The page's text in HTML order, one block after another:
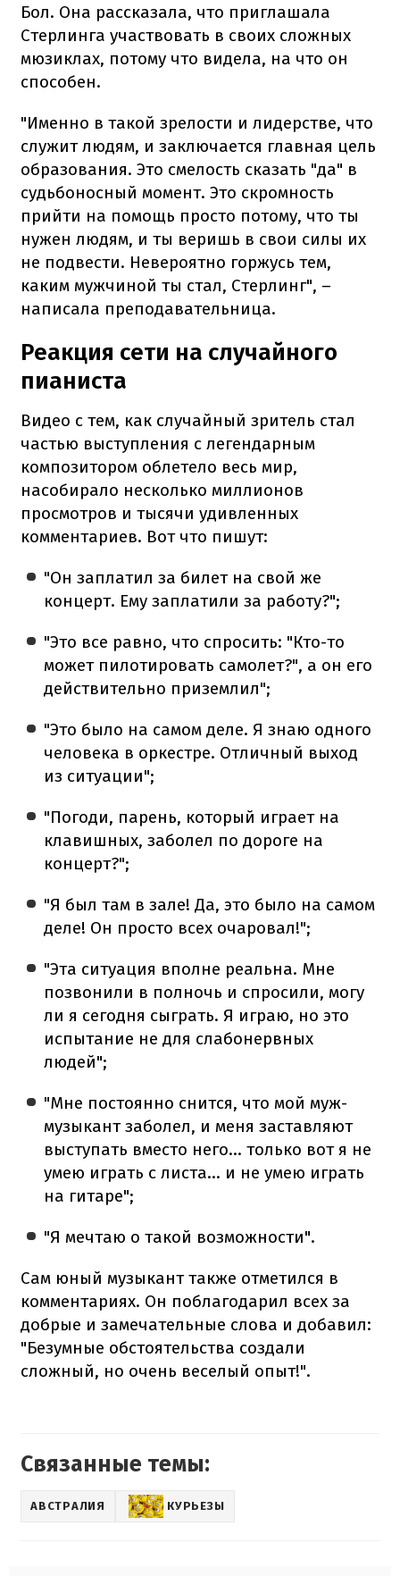
Бол. Она рассказала, что приглашала
Стерлинга участвовать в своих сложных
мюзиклах, потому что видела, на что он
способен.
"Именно в такой зрелости и лидерстве, что
служит людям, и заключается главная цель
образования. Это смелость сказать "да" в
судьбоносный момент. Это скромность
прийти на помощь просто потому, что ты
нужен людям, и ты веришь в свои силы их
не подвести. Невероятно горжусь тем,
каким мужчиной ты стал, Стерлинг", –
написала преподавательница.
Реакция сети на случайного
пианиста
Видео с тем, как случайный зритель стал
частью выступления с легендарным
композитором облетело весь мир,
насобирало несколько миллионов
просмотров и тысячи удивленных
комментариев. Вот что пишут:
"Он заплатил за билет на свой же
концерт. Ему заплатили за работу?";
"Это все равно, что спросить: "Кто-то
может пилотировать самолет?", а он его
действительно приземлил";
"Это было на самом деле. Я знаю одного
человека в оркестре. Отличный выход
из ситуации";
"Погоди, парень, который играет на
клавишных, заболел по дороге на
концерт?";
"Я был там в зале! Да, это было на самом
деле! Он просто всех очаровал!";
"Эта ситуация вполне реальна. Мне
позвонили в полночь и спросили, могу
ли я сегодня сыграть. Я играю, но это
испытание не для слабонервных
людей";
"Мне постоянно снится, что мой муж-
музыкант заболел, и меня заставляют
выступать вместо него... только вот я не
умею играть с листа... и не умею играть
на гитаре";
"Я мечтаю о такой возможности".
Сам юный музыкант также отметился в
комментариях. Он поблагодарил всех за
добрые и замечательные слова и добавил:
"Безумные обстоятельства создали
сложный, но очень веселый опыт!".
Связанные темы:
АВСТРАЛИЯ КУРЬЕЗЫ